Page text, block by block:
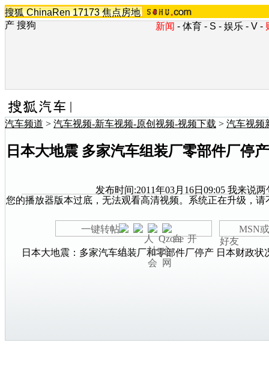
搜狐 ChinaRen 17173 焦点房地
产 搜狗 新闻 - 体育 - S - 娱乐 - V -
汽车频道 > 汽车视频-新车视频-原创视频-视频下载 > 汽车视频
日本大地震 多家汽车组装厂零部件厂停产
发布时间:2011年03月16日09:05 我来说两
您的播放器版本过底，无法观看高清视频。系统正在升级，请
一键转帖
MSN
好友
日本大地震：多家汽车组装厂和零部件厂停产 日本财政状